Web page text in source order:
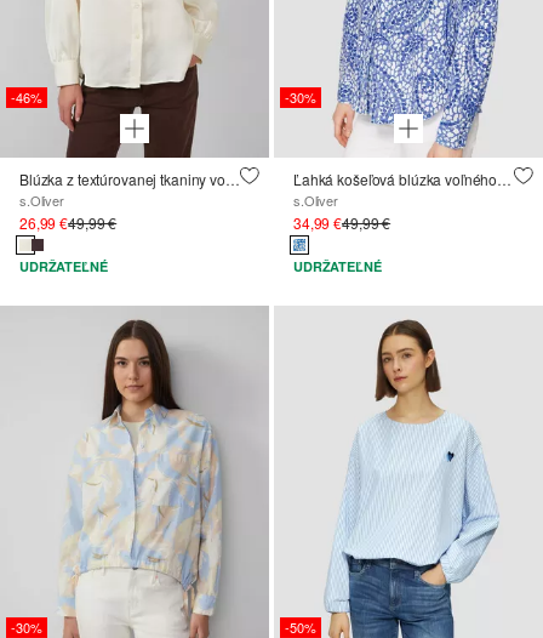
-46%
Blúzka z textúrovanej tkaniny vo voľnom strihu
s.Oliver
26,99 €49,99 €
UDRŽATEĽNÉ
-30%
Ľahká košeľová blúzka voľného strihu s ohrnutými rukávmi
s.Oliver
34,99 €49,99 €
UDRŽATEĽNÉ
-30% -50%